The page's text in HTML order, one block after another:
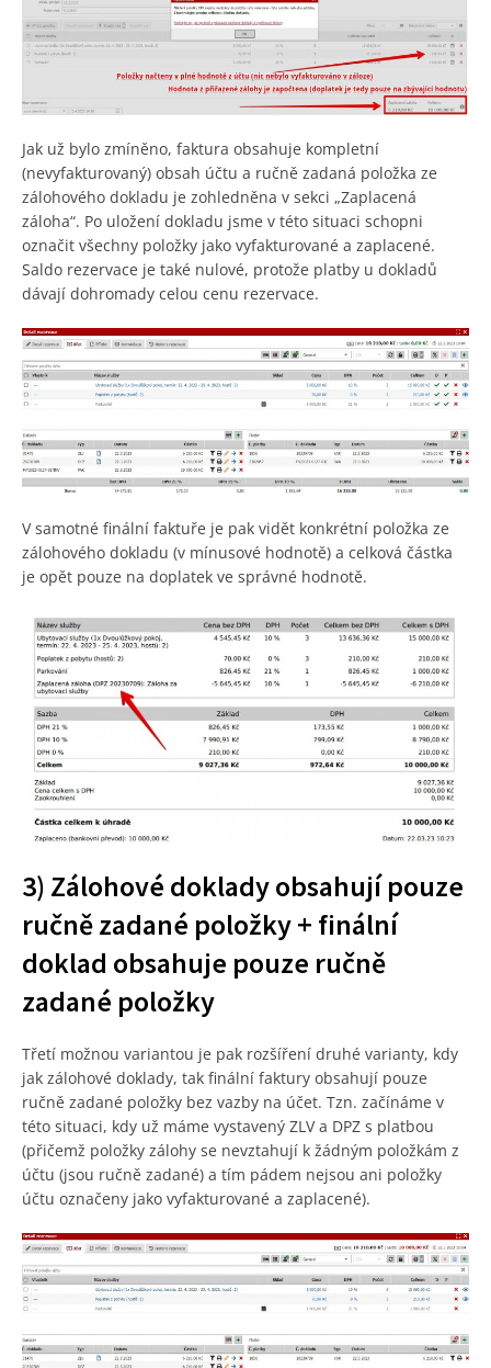
Jak už bylo zmíněno, faktura obsahuje kompletní
(nevyfakturovaný) obsah účtu a ručně zadaná položka ze
zálohového dokladu je zohledněna v sekci „Zaplacená
záloha“. Po uložení dokladu jsme v této situaci schopni
označit všechny položky jako vyfakturované a zaplacené.
Saldo rezervace je také nulové, protože platby u dokladů
dávají dohromady celou cenu rezervace.
V samotné finální faktuře je pak vidět konkrétní položka ze
zálohového dokladu (v mínusové hodnotě) a celková částka
je opět pouze na doplatek ve správné hodnotě.
3) Zálohové doklady obsahují pouze
ručně zadané položky + finální
doklad obsahuje pouze ručně
zadané položky
Třetí možnou variantou je pak rozšíření druhé varianty, kdy
jak zálohové doklady, tak finální faktury obsahují pouze
ručně zadané položky bez vazby na účet. Tzn. začínáme v
této situaci, kdy už máme vystavený ZLV a DPZ s platbou
(přičemž položky zálohy se nevztahují k žádným položkám z
účtu (jsou ručně zadané) a tím pádem nejsou ani položky
účtu označeny jako vyfakturované a zaplacené).